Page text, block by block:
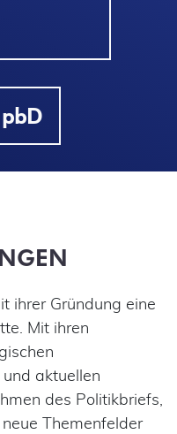
ihrer Gründung eine
Mit ihren
aktuellen
des Politikbriefs,
Themenfelder